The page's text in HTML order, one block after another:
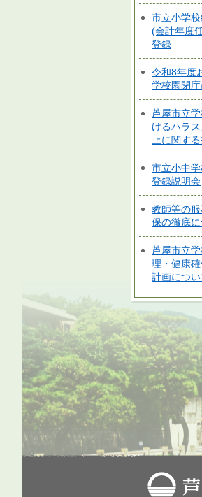
市立小学
(会計年度
登録
令和8年度
学校園閉
芦屋市立
けるハラ
止に関す
市立小中
登録説明会
教師等の
保の徹底
芦屋市立
理・健康
計画につい
芦屋市役所